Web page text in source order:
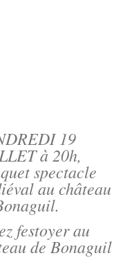
19
à 20h,
spectacle
au château
festoyer au
de Bonaguil